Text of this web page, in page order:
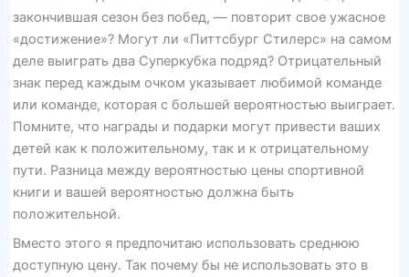
закончившая сезон без побед, — повторит свое ужасное
«достижение»? Могут ли «Питтсбург Стилерс» на самом
деле выиграть два Суперкубка подряд? Отрицательный
знак перед каждым очком указывает любимой команде
или команде, которая с большей вероятностью выиграет.
Помните, что награды и подарки могут привести ваших
детей как к положительному, так и к отрицательному
пути. Разница между вероятностью цены спортивной
книги и вашей вероятностью должна быть
положительной.
Вместо этого я предпочитаю использовать среднюю
доступную цену. Так почему бы не использовать это в